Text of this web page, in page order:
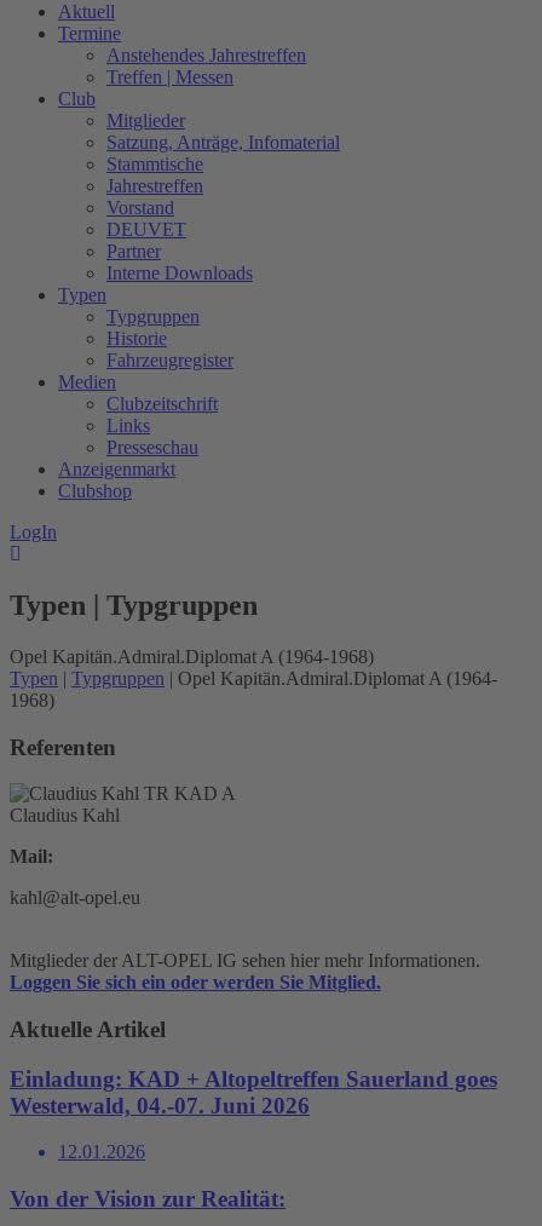
Aktuell
Termine
Anstehendes Jahrestreffen
Treffen | Messen
Club
Mitglieder
Satzung, Anträge, Infomaterial
Stammtische
Jahrestreffen
Vorstand
DEUVET
Partner
Interne Downloads
Typen
Typgruppen
Historie
Fahrzeugregister
Medien
Clubzeitschrift
Links
Presseschau
Anzeigenmarkt
Clubshop
LogIn
Typen | Typgruppen
Opel Kapitän.Admiral.Diplomat A (1964-1968)
Typen | Typgruppen | Opel Kapitän.Admiral.Diplomat A (1964-
1968)
Referenten
Claudius Kahl
Mail:
kahl@alt-opel.eu
Mitglieder der ALT-OPEL IG sehen hier mehr Informationen.
Loggen Sie sich ein oder werden Sie Mitglied.
Aktuelle Artikel
Einladung: KAD + Altopeltreffen Sauerland goes
Westerwald, 04.-07. Juni 2026
12.01.2026
Von der Vision zur Realität: